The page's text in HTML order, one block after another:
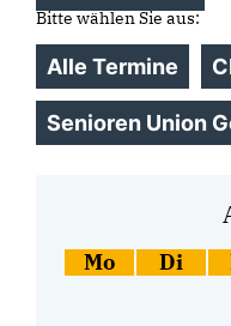
Bitte wählen Sie aus:
Alle Termine
Senioren Union
Mo Di